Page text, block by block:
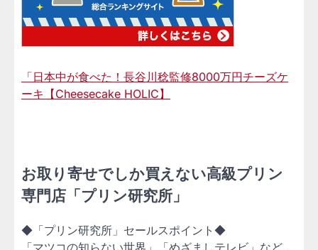
「日本中が食べた！長谷川稔監修8000万円チーズケ
ーキ【Cheesecake HOLIC】
お取り寄せでしか買えない高級プリン
専門店「プリン研究所」
◆「プリン研究所」セールスポイント◆
「マツコの知らない世界」「めざましテレビ」など、